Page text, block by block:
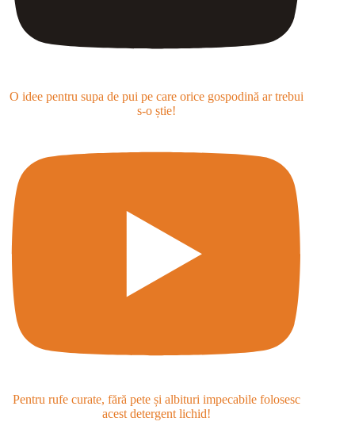
O idee pentru supa de pui pe care orice gospodină ar trebui
s-o știe!
Pentru rufe curate, fără pete și albituri impecabile folosesc
acest detergent lichid!